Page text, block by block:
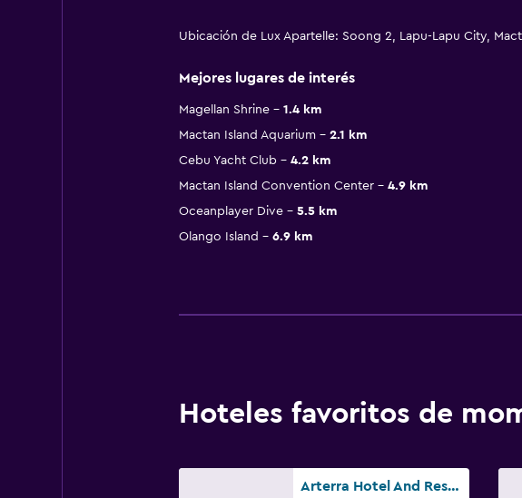
Ubicación de Lux Apartelle: Soong 2, Lapu-Lapu City,
Mejores lugares de interés
Magellan Shrine 1.4 km
Mactan Island Aquarium
2.1 km
Cebu Yacht Club
4.2 km
Mactan Island Convention Center
4.9 km
Oceanplayer Dive
5.5 km
Olango Island
6.9 km
Hoteles favoritos de
Arterra Hotel And Resort